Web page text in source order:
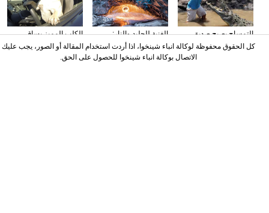
الكلب المميز يساق
السيارات
الغنية للجليد والنار:
المصور يلتقط صورا في
الأنهار الجليدية
التمساح يصبح صديق
الناس في كوستا ريكا
كل الحقوق محفوظة لوكالة انباء شينخوا، اذا أردت استخدام المقالة أو الصور، يجب عليك
الاتصال بوكالة انباء شينخوا للحصول على الحق.